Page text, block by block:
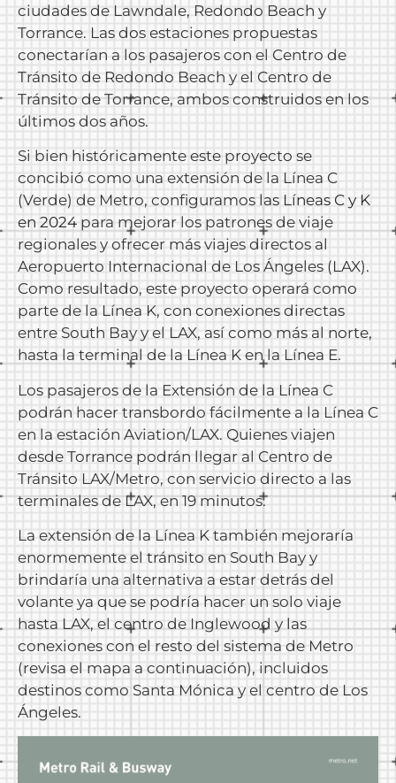
ciudades de Lawndale, Redondo Beach y
Torrance. Las dos estaciones propuestas
conectarían a los pasajeros con el Centro de
Tránsito de Redondo Beach y el Centro de
Tránsito de Torrance, ambos construidos en los
últimos dos años.
Si bien históricamente este proyecto se
concibió como una extensión de la Línea C
(Verde) de Metro, configuramos las Líneas C y K
en 2024 para mejorar los patrones de viaje
regionales y ofrecer más viajes directos al
Aeropuerto Internacional de Los Ángeles (LAX).
Como resultado, este proyecto operará como
parte de la Línea K, con conexiones directas
entre South Bay y el LAX, así como más al norte,
hasta la terminal de la Línea K en la Línea E.
Los pasajeros de la Extensión de la Línea C
podrán hacer transbordo fácilmente a la Línea C
en la estación Aviation/LAX. Quienes viajen
desde Torrance podrán llegar al Centro de
Tránsito LAX/Metro, con servicio directo a las
terminales de LAX, en 19 minutos.
La extensión de la Línea K también mejoraría
enormemente el tránsito en South Bay y
brindaría una alternativa a estar detrás del
volante ya que se podría hacer un solo viaje
hasta LAX, el centro de Inglewood y las
conexiones con el resto del sistema de Metro
(revisa el mapa a continuación), incluidos
destinos como Santa Mónica y el centro de Los
Ángeles.